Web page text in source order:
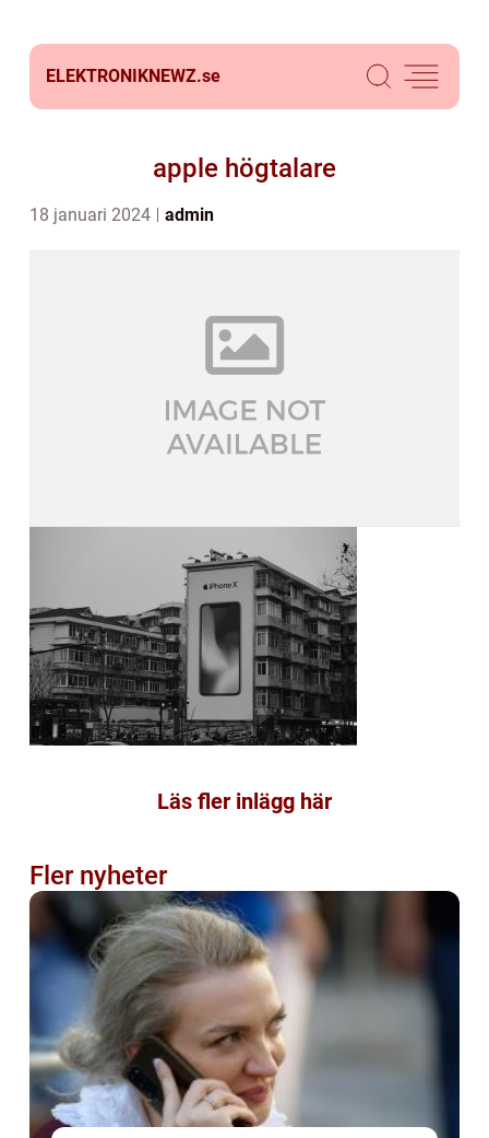
ELEKTRONIKNEWZ.se
apple högtalare
18 januari 2024 admin
Läs fler inlägg här
Fler nyheter